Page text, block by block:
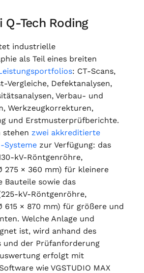
Q-Tech Roding
industrielle
als Teil eines breiten
: CT-Scans,
Defektanalysen,
Verbau- und
Werkzeugkorrekturen,
und Erstmusterprüfberichte.
stehen zwei akkreditierte
Systeme zur Verfügung: das
kV-Röntgenröhre,
275 × 360 mm) für kleinere
Bauteile sowie das
kV-Röntgenröhre,
615 × 870 mm) für größere und
Welche Anlage und
ist, wird anhand des
und der Prüfanforderung
erfolgt mit
wie VGSTUDIO MAX